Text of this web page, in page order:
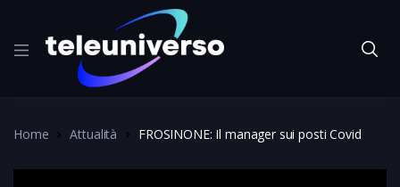
Home Attualità FROSINONE: Il manager sui posti Covid